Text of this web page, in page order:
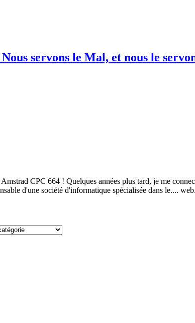
servons le Mal, et nous le
CPC 664 ! Quelques années plus tard, je me
d'une société d'informatique spécialisée dans le.... web.